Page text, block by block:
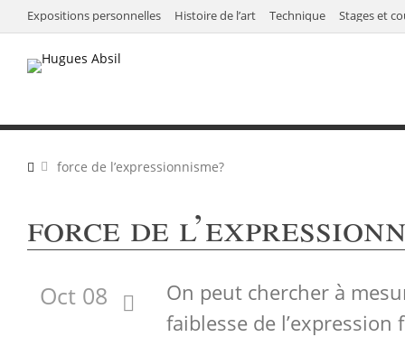
Expositions personnelles Histoire de l’art Technique Stages et
force de l’expressionnisme?
force de
Oct 08
On peut chercher à
faiblesse de